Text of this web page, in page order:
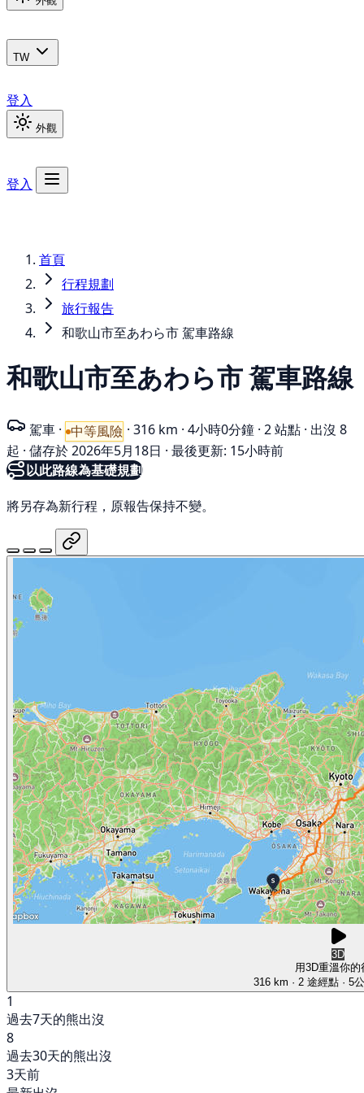
TW
登入
外觀
登入
首頁
行程規劃
旅行報告
和歌山市至あわら市 駕車路線
和歌山市至あわら市 駕車路線
駕車 · 中等風險 · 316 km · 4小時0分鐘 · 2 站點 · 出沒 8
起 · 儲存於 2026年5月18日 · 最後更新: 15小時前
以此路線為基礎規劃
將另存為新行程，原報告保持不變。
3D
用3D重溫你的
316 km · 2 途經點· 5
1
過去7天的熊出沒
8
過去30天的熊出沒
3天前